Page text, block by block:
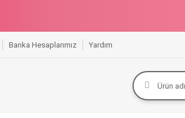
Banka Hesaplarımız Yardım